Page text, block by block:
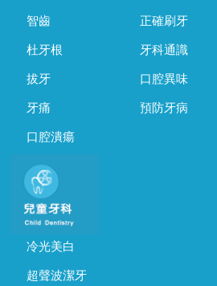
智齒
杜牙根
拔牙
牙痛
口腔潰瘍
正確刷牙
牙科通識
口腔異味
預防牙病
冷光美白
超聲波潔牙